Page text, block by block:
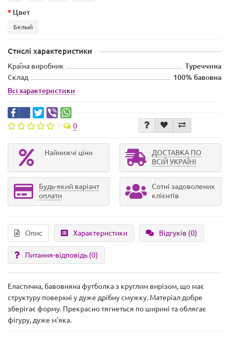
Цвет
Белый
Стислі характеристики
Країна виробник
Туреччина
Склад
100% бавовна
Всі характеристики
0
Найнижчі ціни
ДОСТАВКА ПО
ВСІЙ УКРАЇНІ
Будь-який варіант
оплати
Сотні задоволених
клієнтів
Опис Характеристики Відгуків (0)
Питання-відповідь (0)
Еластична, бавовняна футболка з круглим вирізом, що має
структуру поверхні у дуже дрібну смужку. Матеріал добре
зберігає форму. Прекрасно тягнеться по ширині та облягає
фігуру, дуже м'яка.